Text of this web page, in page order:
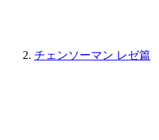
チェンソーマン レゼ篇